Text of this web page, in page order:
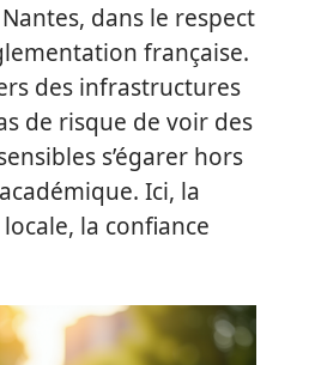
Nantes, dans le respect
française.
des infrastructures
de risque de voir des
s’égarer hors
Ici, la
la confiance